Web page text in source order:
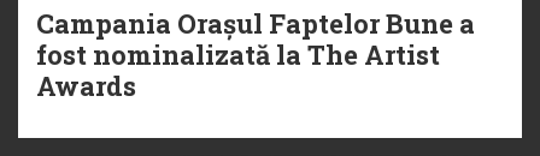
Campania Orașul Faptelor Bune a
fost nominalizată la The Artist
Awards